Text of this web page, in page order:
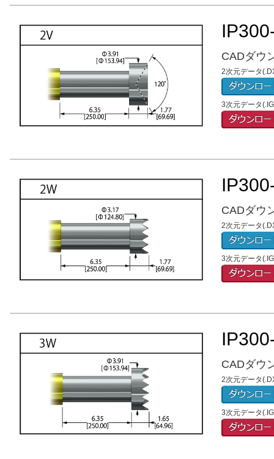
CADダウ
2次元データ
3次元デー
CADダウ
2次元データ
3次元デー
CADダウ
2次元データ
3次元デー